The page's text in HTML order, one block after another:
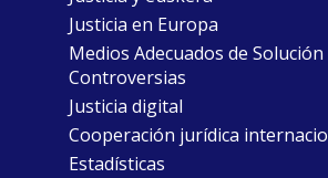
Justicia en Europa
Medios Adecuados de Solución
Controversias
Justicia digital
Cooperación jurídica
Estadísticas